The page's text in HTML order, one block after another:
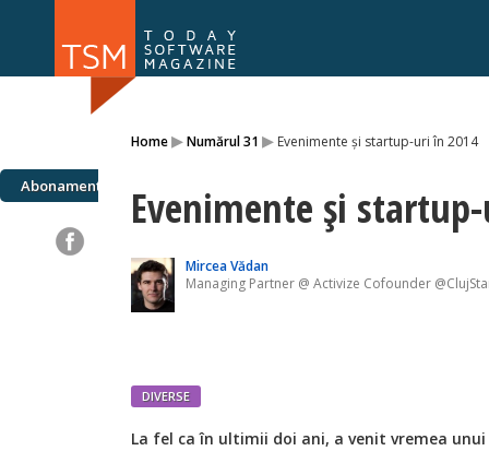
Home▸Numărul 31 ▸ Evenimente și startup-uri în 2014
Abonamente Evenimente și
Mircea Vădan
Managing Partner @ Activize Cofounder
DIVERSE
La fel ca în ultimii doi ani, a venit vremea unui